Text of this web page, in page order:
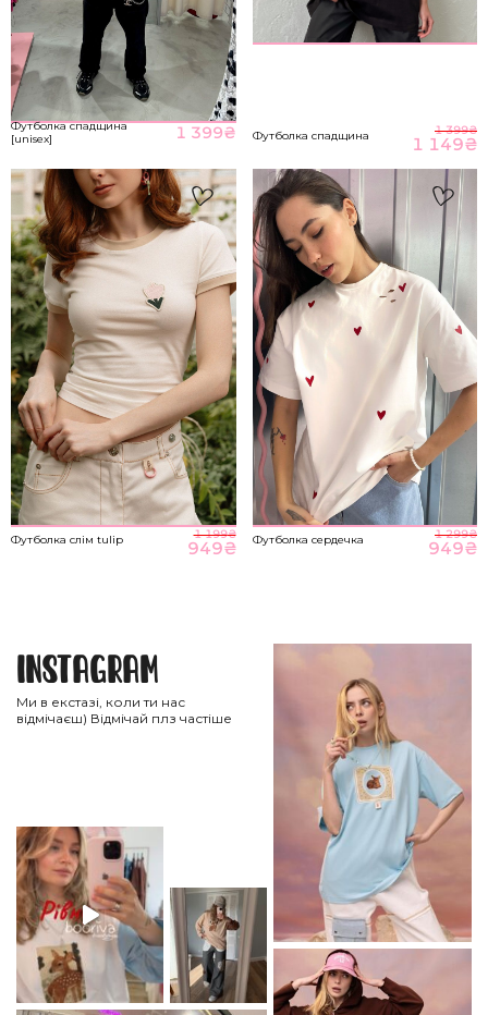
Футболка спадщина
[unisex]
1 399₴ Футболка спадщина 1 399₴
1 149₴
Футболка слім tulip 1 199₴
949₴ Футболка сердечка 1 299₴
949₴
Instagram
Ми в екстазі, коли ти нас
відмічаєш) Відмічай плз частіше
ВІДПРАВИТИ
*розміри вказані в сантиметрах